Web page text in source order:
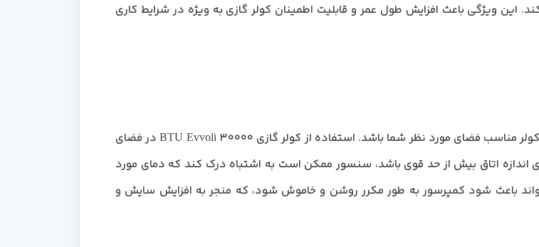
این ویژگی باعث افزایش طول عمر و قابلیت اطمینان کولر گازی به ویژه در شرایط کاری
هنگام خرید کولر ایوولی 30000، باید توجه کنید که ظرفیت این کولر مناسب فضای مورد نظر شما باشد. استفاده از کولر گازی 30000 BTU Evvoli در فضای
اندازه اتاق بیش از حد قوی باشد، سنسور ممکن است به اشتباه درک کند که دمای مورد
باعث شود کمپرسور به طور مکرر روشن و خاموش شود، که منجر به افزایش سایش و